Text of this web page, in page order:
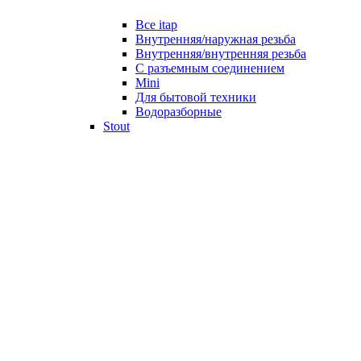
Все itap
Внутренняя/наружная резьба
Внутренняя/внутренняя резьба
С разъемным соединением
Mini
Для бытовой техники
Водоразборные
Stout